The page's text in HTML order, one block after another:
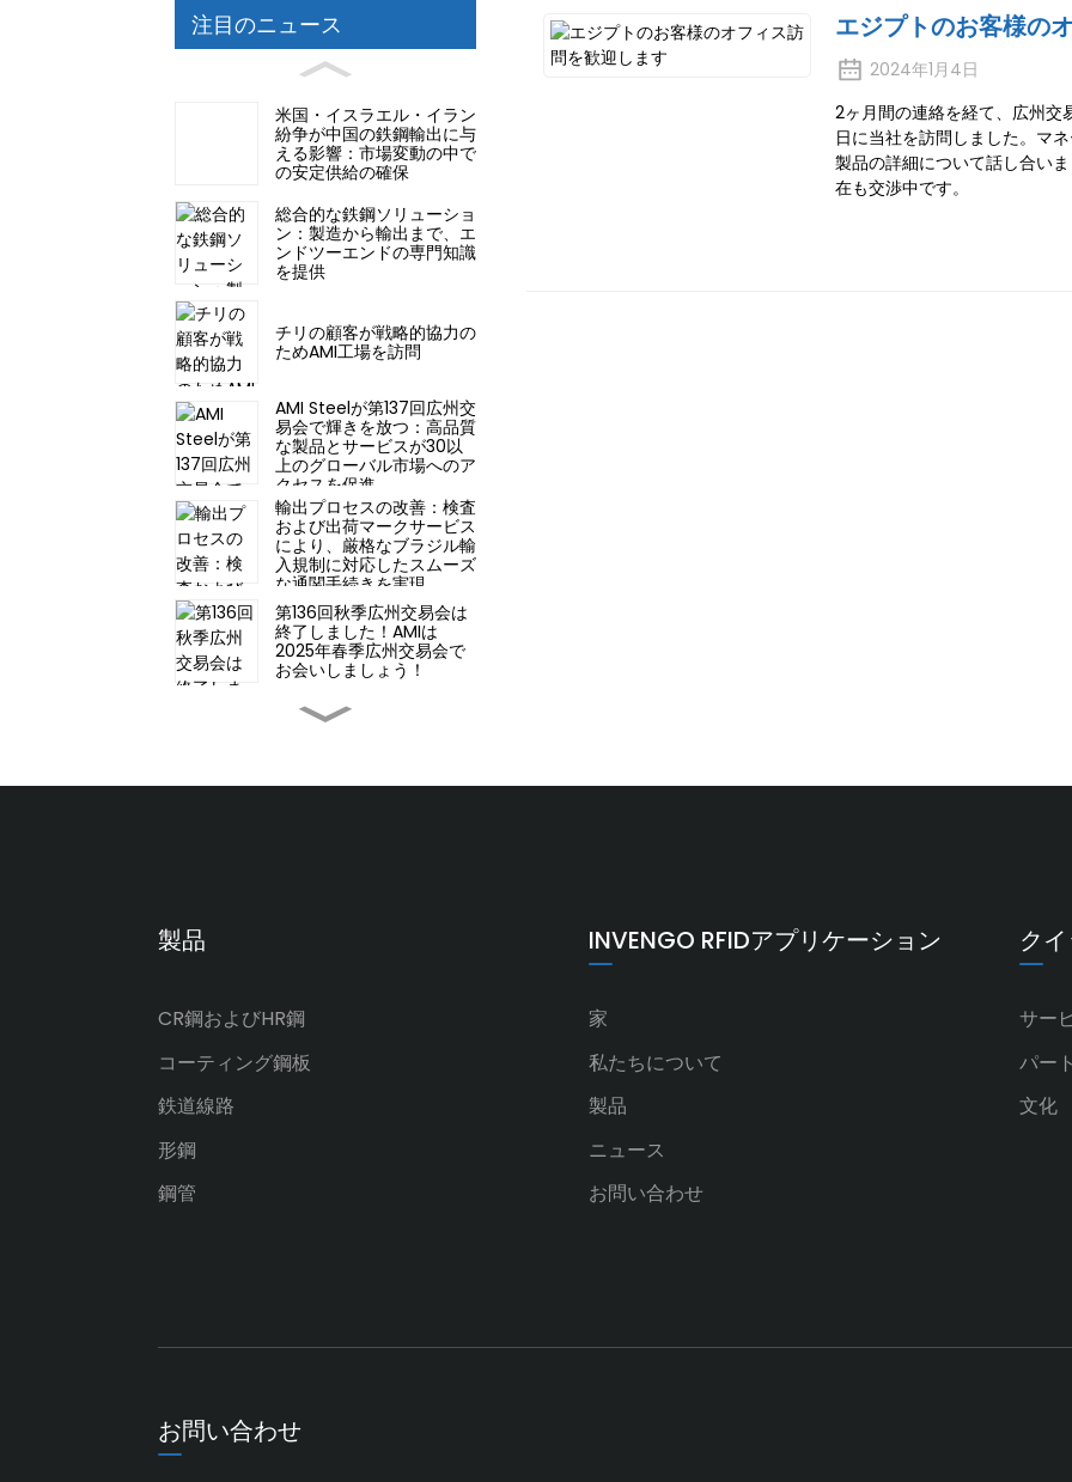
注目のニュース
米国・イスラエル・イラン
紛争が中国の鉄鋼輸出に与
える影響：市場変動の中で
の安定供給の確保
総合的な鉄鋼ソリューショ
ン：製造から輸出まで、エ
ンドツーエンドの専門知識
を提供
チリの顧客が戦略的協力の
ためAMI工場を訪問
AMI Steelが第137回広州交
易会で輝きを放つ：高品質
な製品とサービスが30以
上のグローバル市場へのア
クセスを促進
輸出プロセスの改善：検査
および出荷マークサービス
により、厳格なブラジル輸
入規制に対応したスムーズ
な通関手続きを実現
第136回秋季広州交易会は
終了しました！AMIは
2025年春季広州交易会で
お会いしましょう！
降雨量の増加に伴い、パナ
増加した。
エジプトのお客様の
2024年1月4日
2ヶ月間の連絡を経て、広州
日に当社を訪問しました。マ
製品の詳細について話し合い
在も交渉中です。
製品
CR鋼およびHR鋼
コーティング鋼板
鉄道線路
形鋼
鋼管
INVENGO RFIDアプリケーション
家
私たちについて
製品
ニュース
お問い合わせ
ク
サー
パー
文化
お問い合わせ